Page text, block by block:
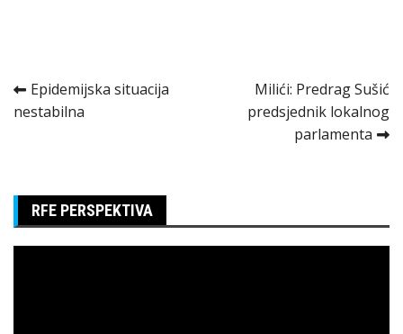
Kretanje
članka
Epidemijska situacija
nestabilna
Milići: Predrag Sušić
predsjednik lokalnog
parlamenta
RFE PERSPEKTIVA